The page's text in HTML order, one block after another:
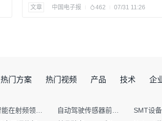
文章 中国电子报 462 07/31 11:26
热门方案 热门视频 产品 技术 企